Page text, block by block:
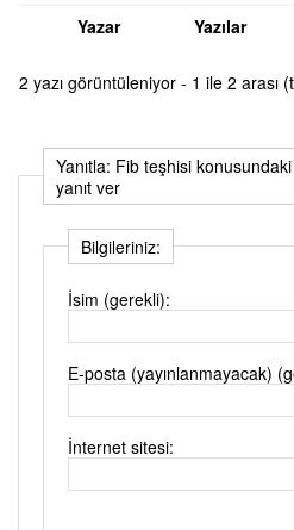
Yazar Yazılar
2 yazı görüntüleniyor - 1 ile 2 arası
Yanıtla: Fib teşhisi konusundaki
yanıt ver
Bilgileriniz:
İsim (gerekli):
E-posta (yayınlanmayacak)
İnternet sitesi: